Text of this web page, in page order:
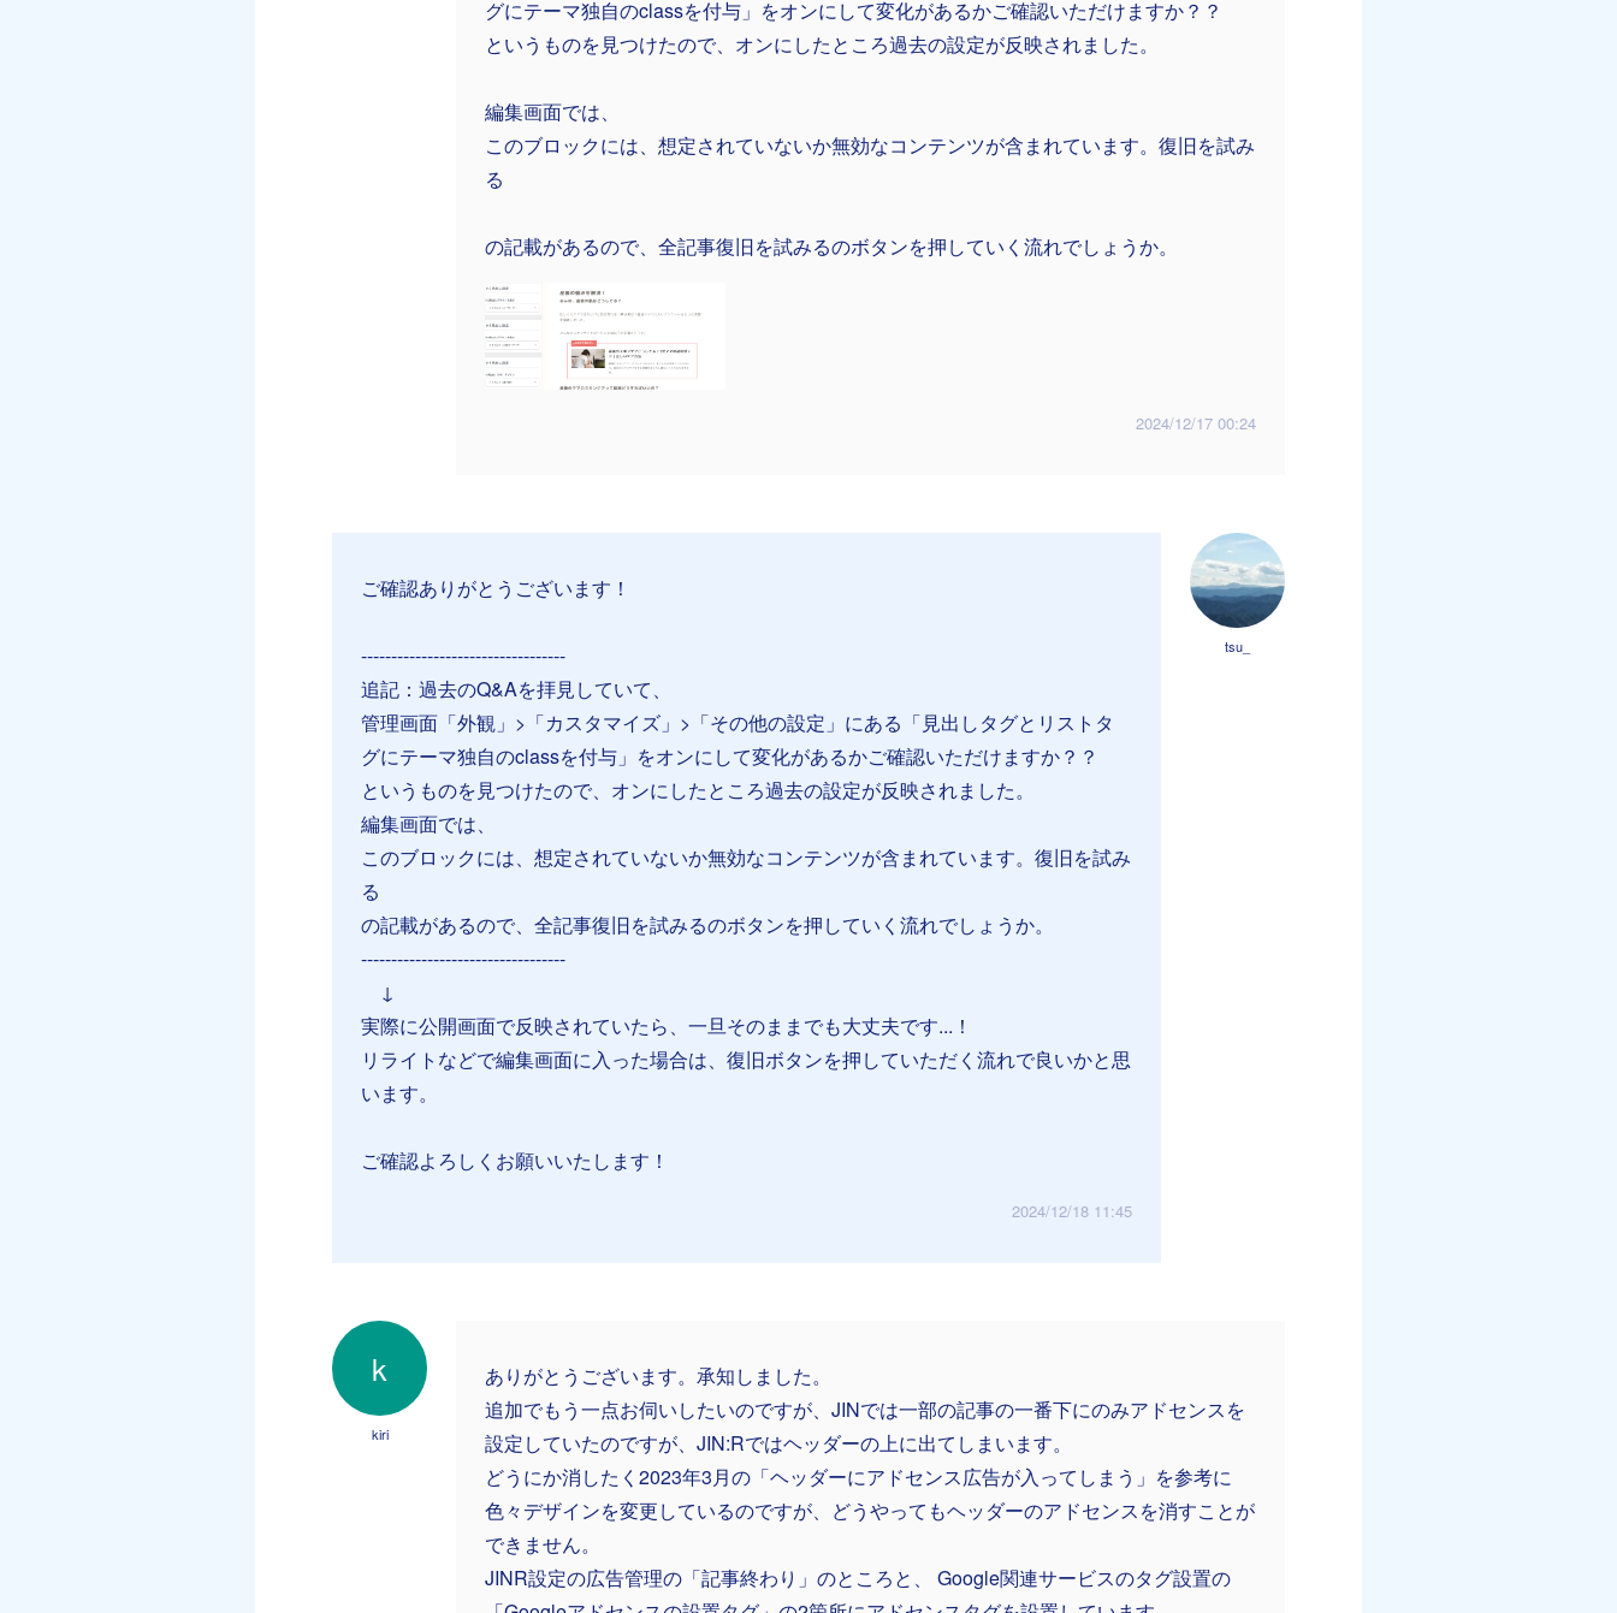
グにテーマ独自のclassを付与」をオンにして変化があるかご確認いただけますか？？
というものを見つけたので、オンにしたところ過去の設定が反映されました。
編集画面では、
このブロックには、想定されていないか無効なコンテンツが含まれています。復旧を試み
る
の記載があるので、全記事復旧を試みるのボタンを押していく流れでしょうか。
2024/12/17 00:24
tsu_
ご確認ありがとうございます！
----------------------------------
追記：過去のQ&Aを拝見していて、
管理画面「外観」>「カスタマイズ」>「その他の設定」にある「見出しタグとリストタ
グにテーマ独自のclassを付与」をオンにして変化があるかご確認いただけますか？？
というものを見つけたので、オンにしたところ過去の設定が反映されました。
編集画面では、
このブロックには、想定されていないか無効なコンテンツが含まれています。復旧を試み
る
の記載があるので、全記事復旧を試みるのボタンを押していく流れでしょうか。
----------------------------------
↓
実際に公開画面で反映されていたら、一旦そのままでも大丈夫です...！
リライトなどで編集画面に入った場合は、復旧ボタンを押していただく流れで良いかと思
います。
ご確認よろしくお願いいたします！
2024/12/18 11:45
k
kiri
ありがとうございます。承知しました。
追加でもう一点お伺いしたいのですが、JINでは一部の記事の一番下にのみアドセンスを
設定していたのですが、JIN:Rではヘッダーの上に出てしまいます。
どうにか消したく2023年3月の「ヘッダーにアドセンス広告が入ってしまう」を参考に
色々デザインを変更しているのですが、どうやってもヘッダーのアドセンスを消すことが
できません。
JINR設定の広告管理の「記事終わり」のところと、 Google関連サービスのタグ設置の